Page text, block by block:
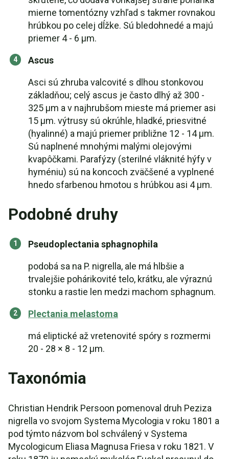
mierne tomentózny vzhľad s takmer rovnakou
hrúbkou po celej dĺžke. Sú bledohnedé a majú
priemer 4 - 6 µm.
Ascus
Asci sú zhruba valcovité s dlhou stonkovou
základňou; celý ascus je často dlhý až 300 -
325 µm a v najhrubšom mieste má priemer asi
15 µm. výtrusy sú okrúhle, hladké, priesvitné
(hyalinné) a majú priemer približne 12 - 14 µm.
Sú naplnené mnohými malými olejovými
kvapôčkami. Parafýzy (sterilné vláknité hýfy v
hyméniu) sú na koncoch zväčšené a vyplnené
hnedo sfarbenou hmotou s hrúbkou asi 4 µm.
Podobné druhy
Pseudoplectania sphagnophila
podobá sa na P. nigrella, ale má hlbšie a
trvalejšie pohárikovité telo, krátku, ale výraznú
stonku a rastie len medzi machom sphagnum.
Plectania melastoma
má eliptické až vretenovité spóry s rozmermi
20 - 28 × 8 - 12 µm.
Taxonómia
Christian Hendrik Persoon pomenoval druh Peziza
nigrella vo svojom Systema Mycologia v roku 1801 a
pod týmto názvom bol schválený v Systema
Mycologicum Eliasa Magnusa Friesa v roku 1821. V